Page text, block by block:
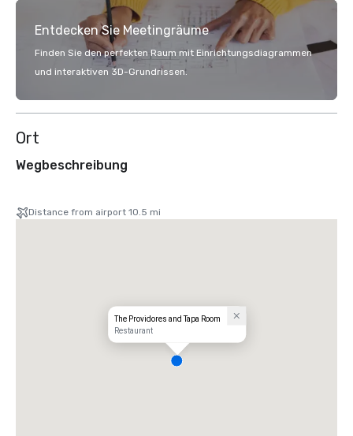
Entdecken Sie Meetingräume
Finden Sie den perfekten Raum mit Einrichtungsdiagrammen
und interaktiven 3D-Grundrissen.
Ort
Wegbeschreibung
Distance from airport 10.5 mi
The Providores and Tapa Room
Restaurant